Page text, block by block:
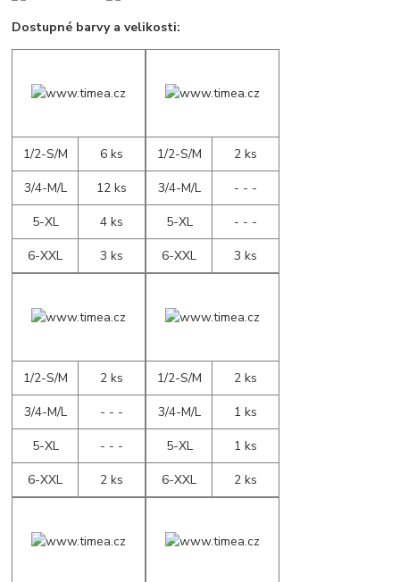
Dostupné barvy a velikosti:
1/2-S/M
6 ks
3/4-M/L
12 ks
5-XL
4 ks
6-XXL
3 ks
1/2-S/M
2 ks
3/4-M/L
- - -
5-XL
- - -
6-XXL
3 ks
1/2-S/M
2 ks
3/4-M/L
- - -
5-XL
- - -
6-XXL
2 ks
1/2-S/M
2 ks
3/4-M/L
1 ks
5-XL
1 ks
6-XXL
2 ks